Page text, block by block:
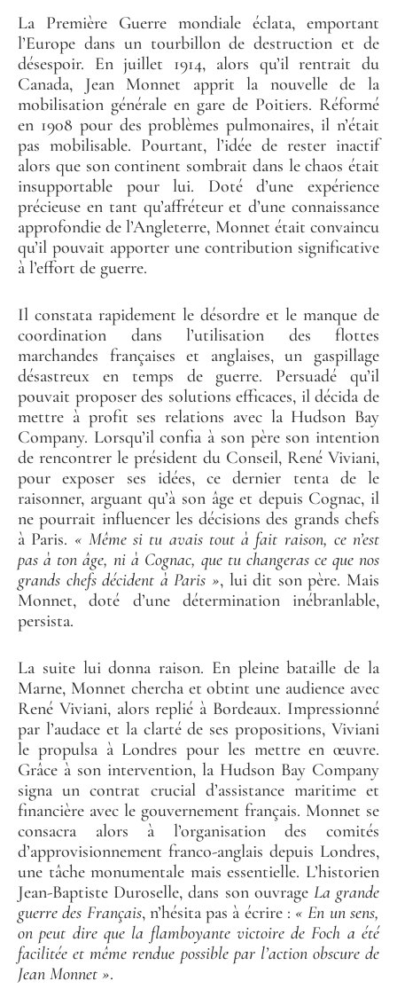
La Première Guerre mondiale éclata, emportant
l’Europe dans un tourbillon de destruction et de
désespoir. En juillet 1914, alors qu’il rentrait du
Canada, Jean Monnet apprit la nouvelle de la
mobilisation générale en gare de Poitiers. Réformé
en 1908 pour des problèmes pulmonaires, il n’était
pas mobilisable. Pourtant, l’idée de rester inactif
alors que son continent sombrait dans le chaos était
insupportable pour lui. Doté d’une expérience
précieuse en tant qu’affréteur et d’une connaissance
approfondie de l’Angleterre, Monnet était convaincu
qu’il pouvait apporter une contribution significative
à l’effort de guerre.
Il constata rapidement le désordre et le manque de
coordination dans l’utilisation des flottes
marchandes françaises et anglaises, un gaspillage
désastreux en temps de guerre. Persuadé qu’il
pouvait proposer des solutions efficaces, il décida de
mettre à profit ses relations avec la Hudson Bay
Company. Lorsqu’il confia à son père son intention
de rencontrer le président du Conseil, René Viviani,
pour exposer ses idées, ce dernier tenta de le
raisonner, arguant qu’à son âge et depuis Cognac, il
ne pourrait influencer les décisions des grands chefs
à Paris. « Même si tu avais tout à fait raison, ce n’est
pas à ton âge, ni à Cognac, que tu changeras ce que nos
grands chefs décident à Paris », lui dit son père. Mais
Monnet, doté d’une détermination inébranlable,
persista.
La suite lui donna raison. En pleine bataille de la
Marne, Monnet chercha et obtint une audience avec
René Viviani, alors replié à Bordeaux. Impressionné
par l’audace et la clarté de ses propositions, Viviani
le propulsa à Londres pour les mettre en œuvre.
Grâce à son intervention, la Hudson Bay Company
signa un contrat crucial d’assistance maritime et
financière avec le gouvernement français. Monnet se
consacra alors à l’organisation des comités
d’approvisionnement franco-anglais depuis Londres,
une tâche monumentale mais essentielle. L’historien
Jean-Baptiste Duroselle, dans son ouvrage La grande
guerre des Français, n’hésita pas à écrire : « En un sens,
on peut dire que la flamboyante victoire de Foch a été
facilitée et même rendue possible par l’action obscure de
Jean Monnet ».